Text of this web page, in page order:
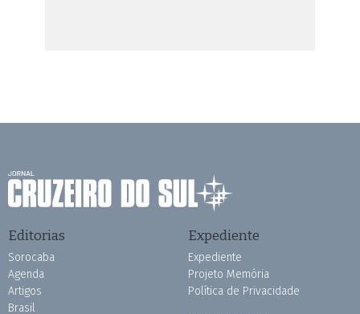
Editorias
Sorocaba
Agenda
Artigos
Brasil
Expediente
Expediente
Projeto Memória
Política de Privacidade